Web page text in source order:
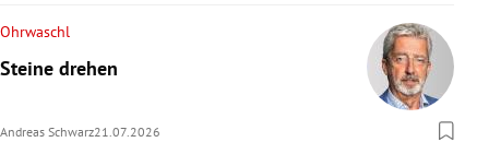
Ohrwaschl
Steine drehen
Andreas Schwarz21.07.2026